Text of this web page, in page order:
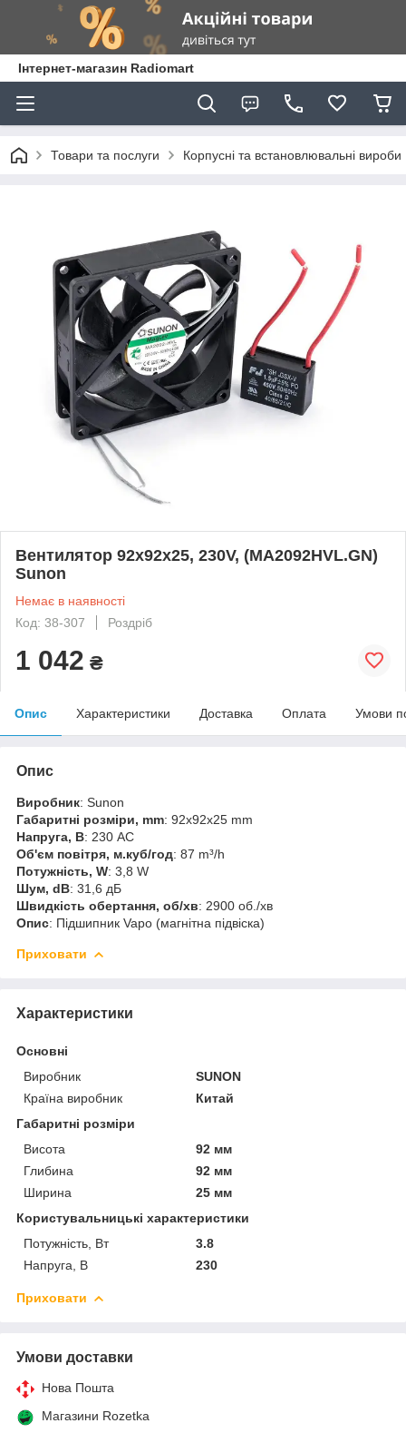
Інтернет-магазин Radiomart
Товари та послуги Корпусні та встановлювальні вироби
Вентилятор 92x92x25, 230V, (MA2092HVL.GN)
Sunon
Немає в наявності
Код: 38-307
Роздріб
1 042 ₴
Опис Характеристики Доставка Оплата Умови
Опис
Виробник: Sunon
Габаритні розміри, mm: 92x92x25 mm
Напруга, В: 230 AC
Об'єм повітря, м.куб/год: 87 m³/h
Потужність, W: 3,8 W
Шум, dB: 31,6 дБ
Швидкість обертання, об/хв: 2900 об./хв
Опис: Підшипник Vapo (магнітна підвіска)
Приховати
Характеристики
Основні
Виробник
SUNON
Країна виробник
Китай
Габаритні розміри
Висота
92 мм
Глибина
92 мм
Ширина
25 мм
Користувальницькі характеристики
Потужність, Вт
3.8
Напруга, В
230
Приховати
Умови доставки
Нова Пошта
Магазини Rozetka